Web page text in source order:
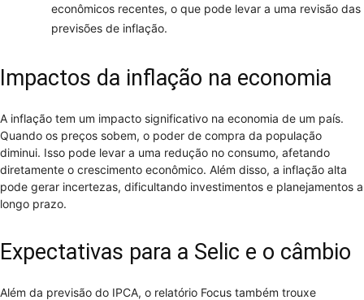
econômicos recentes, o que pode levar a uma revisão das
previsões de inflação.
Impactos da inflação na economia
A inflação tem um impacto significativo na economia de um país.
Quando os preços sobem, o poder de compra da população
diminui. Isso pode levar a uma redução no consumo, afetando
diretamente o crescimento econômico. Além disso, a inflação alta
pode gerar incertezas, dificultando investimentos e planejamentos a
longo prazo.
Expectativas para a Selic e o câmbio
Além da previsão do IPCA, o relatório Focus também trouxe